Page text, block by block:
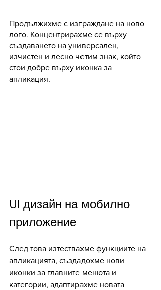
Продължихме с изграждане на ново
лого. Концентрирахме се върху
създаването на универсален,
изчистен и лесно четим знак, който
стои добре върху иконка за
апликация.
UI дизайн на мобилно
приложение
След това изтествахме функциите на
апликацията, създадохме нови
иконки за главните менюта и
категории, адаптирахме новата